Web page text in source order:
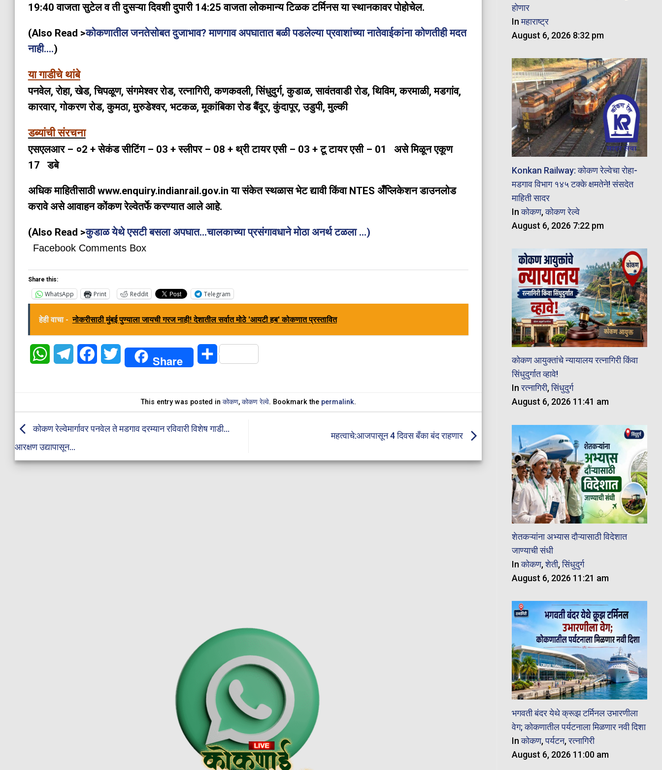
19:40 वाजता सुटेल व ती दुसऱ्या दिवशी दुपारी 14:25 वाजता लोकमान्य टिळक टर्मिनस या स्थानकावर पोहोचेल.
(Also Read >कोकणातील जनतेसोबत दुजाभाव? माणगाव अपघातात बळी पडलेल्या प्रवाशांच्या नातेवाईकांना कोणतीही मदत
नाही….)
या गाडीचे थांबे
पनवेल, रोहा, खेड, चिपळूण, संगमेश्वर रोड, रत्नागिरी, कणकवली, सिंधुदुर्ग, कुडाळ, सावंतवाडी रोड, थिविम, करमाळी, मडगांव,
कारवार, गोकरण रोड, कुमठा, मुरुडेश्वर, भटकळ, मूकांबिका रोड बैंदूर, कुंदापूर, उडुपी, मुल्की
डब्यांची संरचना
एसएलआर – ०2 + सेकंड सीटिंग – 03 + स्लीपर – 08 + थ्री टायर एसी – 03 + टू टायर एसी – 01 असे मिळून एकूण
17 डबे
अधिक माहितीसाठी www.enquiry.indianrail.gov.in या संकेत स्थळास भेट द्यावी किंवा NTES अँप्लिकेशन डाउनलोड
करावे असे आवाहन कोंकण रेल्वेतर्फे करण्यात आले आहे.
(Also Read >कुडाळ येथे एसटी बसला अपघात…चालकाच्या प्रसंगावधाने मोठा अनर्थ टळला …)
Facebook Comments Box
Share this:
WhatsApp Print Reddit Telegram
हेही वाचा - नोकरीसाठी मुंबई पुण्याला जायची गरज नाही! देशातील सर्वात मोठे 'आयटी हब' कोकणात प्रस्तावित
WhatsAppTelegramFacebookTwitter Share Share
This entry was posted in कोकण, कोकण रेल्वे. Bookmark the permalink.
कोकण रेल्वेमार्गावर पनवेल ते मडगाव दरम्यान रविवारी विशेष गाडी…
आरक्षण उद्यापासून…
महत्वाचे:आजपासून 4 दिवस बँका बंद राहणार
होणार
Inमहाराष्ट्र
August 6, 2026 8:32 pm
Konkan Railway: कोकण रेल्वेचा रोहा-
मडगाव विभाग १४५ टक्के क्षमतेने! संसदेत
माहिती सादर
Inकोकण,कोकण रेल्वे
August 6, 2026 7:22 pm
कोकण आयुक्तांचे न्यायालय रत्नागिरी किंवा
सिंधुदुर्गात व्हावे!
Inरत्नागिरी,सिंधुदुर्ग
August 6, 2026 11:41 am
शेतकऱ्यांना अभ्यास दौऱ्यासाठी विदेशात
जाण्याची संधी
Inकोकण,शेती,सिंधुदुर्ग
August 6, 2026 11:21 am
भगवती बंदर येथे क्रूझ टर्मिनल उभारणीला
वेग; कोकणातील पर्यटनाला मिळणार नवी दिशा
Inकोकण,पर्यटन,रत्नागिरी
August 6, 2026 11:00 am